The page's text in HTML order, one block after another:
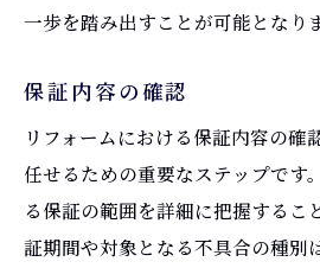
一歩を踏み出すことが可能となりま
保証内容の確認
リフォームにおける保証内容の確
任せるための重要なステップです
る保証の範囲を詳細に把握するこ
証期間や対象となる不具合の種別